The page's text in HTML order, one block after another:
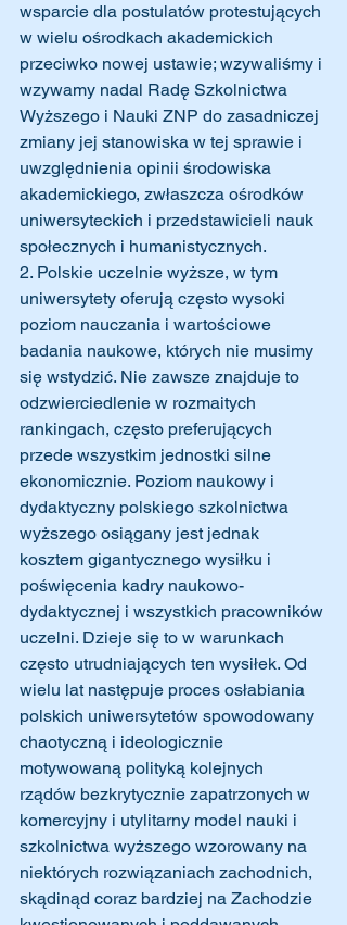
wsparcie dla postulatów protestujących
w wielu ośrodkach akademickich
przeciwko nowej ustawie; wzywaliśmy i
wzywamy nadal Radę Szkolnictwa
Wyższego i Nauki ZNP do zasadniczej
zmiany jej stanowiska w tej sprawie i
uwzględnienia opinii środowiska
akademickiego, zwłaszcza ośrodków
uniwersyteckich i przedstawicieli nauk
społecznych i humanistycznych.
2. Polskie uczelnie wyższe, w tym
uniwersytety oferują często wysoki
poziom nauczania i wartościowe
badania naukowe, których nie musimy
się wstydzić. Nie zawsze znajduje to
odzwierciedlenie w rozmaitych
rankingach, często preferujących
przede wszystkim jednostki silne
ekonomicznie. Poziom naukowy i
dydaktyczny polskiego szkolnictwa
wyższego osiągany jest jednak
kosztem gigantycznego wysiłku i
poświęcenia kadry naukowo-
dydaktycznej i wszystkich pracowników
uczelni. Dzieje się to w warunkach
często utrudniających ten wysiłek. Od
wielu lat następuje proces osłabiania
polskich uniwersytetów spowodowany
chaotyczną i ideologicznie
motywowaną polityką kolejnych
rządów bezkrytycznie zapatrzonych w
komercyjny i utylitarny model nauki i
szkolnictwa wyższego wzorowany na
niektórych rozwiązaniach zachodnich,
skądinąd coraz bardziej na Zachodzie